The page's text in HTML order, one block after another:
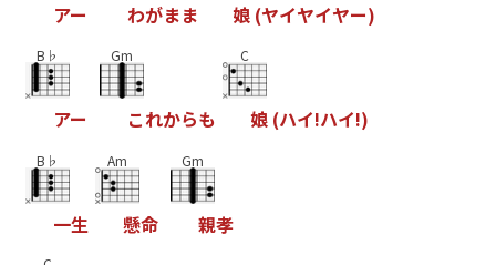
アー わがまま 娘 (ヤイヤイヤー)
B♭
アー
Gm
これからも
C
娘 (ハイ!ハイ!)
B♭
一生
Am
懸命
Gm
親孝